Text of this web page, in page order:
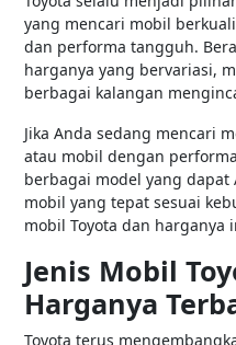
yang mencari mobil
dan performa tangguh.
harganya yang bervariasi,
berbagai kalangan
Jika Anda sedang mencari
atau mobil dengan
berbagai model yang
mobil yang tepat sesuai
mobil Toyota dan harganya
Jenis Mobil
Harganya
Toyota terus